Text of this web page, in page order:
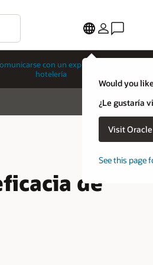
Would you
¿Le gustaría
Visit
See this page
con un experto en
hotelería
de